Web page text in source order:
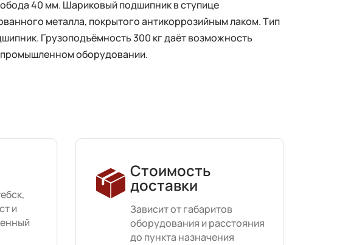
40 мм. Шариковый подшипник в ступице
металла, покрытого антикоррозийным лаком. Тип
Грузоподъёмность 300 кг даёт возможность
оборудовании.
и
Стоимость
доставки
Зависит от габаритов
оборудования и расстояния
до пункта назначения